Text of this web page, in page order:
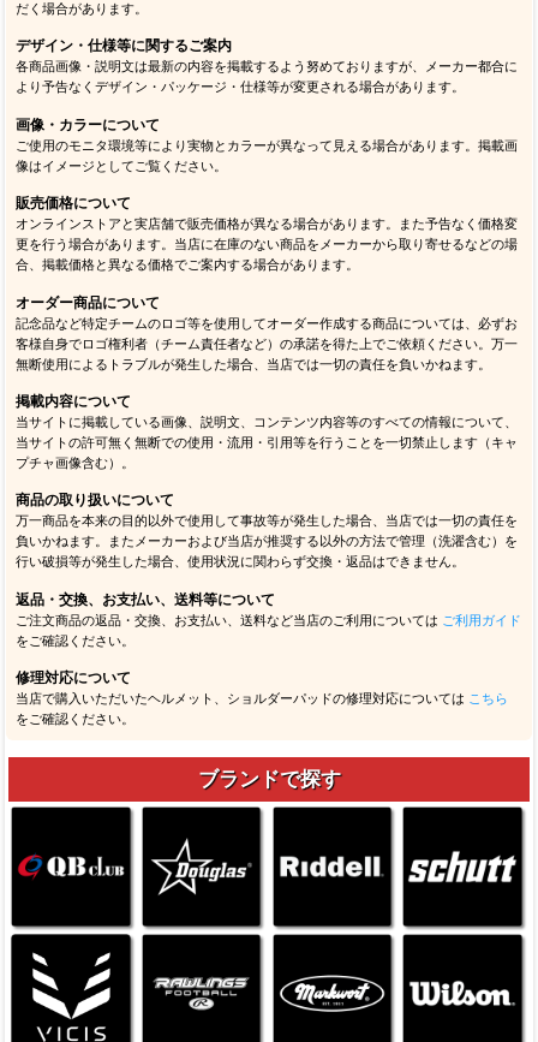
だく場合があります。
デザイン・仕様等に関するご案内
各商品画像・説明文は最新の内容を掲載するよう努めておりますが、メーカー都合に
より予告なくデザイン・パッケージ・仕様等が変更される場合があります。
画像・カラーについて
ご使用のモニタ環境等により実物とカラーが異なって見える場合があります。掲載画
像はイメージとしてご覧ください。
販売価格について
オンラインストアと実店舗で販売価格が異なる場合があります。また予告なく価格変
更を行う場合があります。当店に在庫のない商品をメーカーから取り寄せるなどの場
合、掲載価格と異なる価格でご案内する場合があります。
オーダー商品について
記念品など特定チームのロゴ等を使用してオーダー作成する商品については、必ずお
客様自身でロゴ権利者（チーム責任者など）の承諾を得た上でご依頼ください。万一
無断使用によるトラブルが発生した場合、当店では一切の責任を負いかねます。
掲載内容について
当サイトに掲載している画像、説明文、コンテンツ内容等のすべての情報について、
当サイトの許可無く無断での使用・流用・引用等を行うことを一切禁止します（キャ
プチャ画像含む）。
商品の取り扱いについて
万一商品を本来の目的以外で使用して事故等が発生した場合、当店では一切の責任を
負いかねます。またメーカーおよび当店が推奨する以外の方法で管理（洗濯含む）を
行い破損等が発生した場合、使用状況に関わらず交換・返品はできません。
返品・交換、お支払い、送料等について
ご注文商品の返品・交換、お支払い、送料など当店のご利用については ご利用ガイド
をご確認ください。
修理対応について
当店で購入いただいたヘルメット、ショルダーパッドの修理対応については こちら
をご確認ください。
ブランドで探す